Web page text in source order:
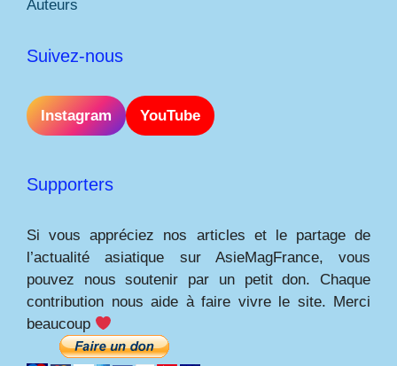
Auteurs
Suivez-nous
Instagram YouTube
Supporters
Si vous appréciez nos articles et le partage de
l’actualité asiatique sur AsieMagFrance, vous
pouvez nous soutenir par un petit don. Chaque
contribution nous aide à faire vivre le site. Merci
beaucoup